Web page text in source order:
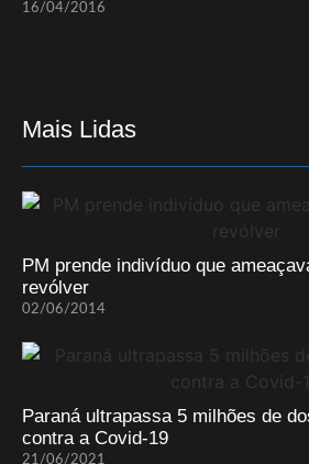
16/04/2016
Mais Lidas
PM prende indivíduo que
revólver
02/06/2014
Paraná ultrapassa 5 milhões de
contra a Covid-19
21/06/2021